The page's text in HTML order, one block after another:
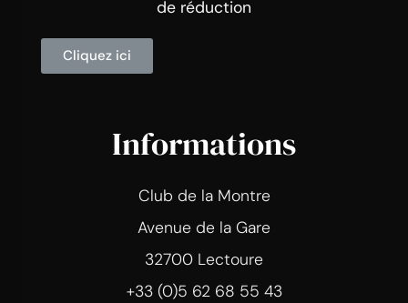
de réduction
Cliquez ici
Informations
Club de la Montre
Avenue de la Gare
32700 Lectoure
+33 (0)5 62 68 55 43